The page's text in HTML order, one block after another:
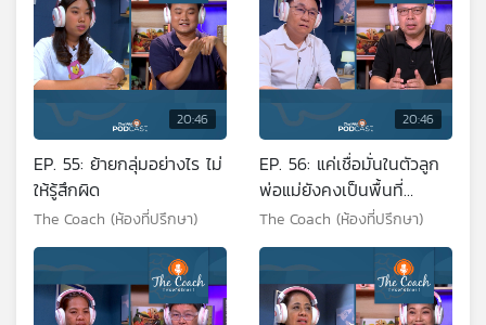
20:46
EP. 55: ย้ายกลุ่มอย่างไร ไม่
ให้รู้สึกผิด
The Coach (ห้องที่ปรึกษา)
20:46
EP. 56: แค่เชื่อมั่นในตัวลูก
พ่อแม่ยังคงเป็นพื้นที่
ปลอดภัย
The Coach (ห้องที่ปรึกษา)